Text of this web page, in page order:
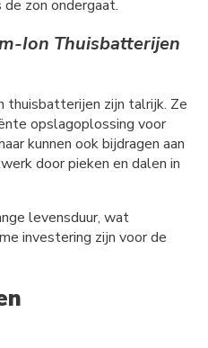
zon ondergaat.
Ion Thuisbatterijen
thuisbatterijen zijn talrijk. Ze
opslagoplossing voor
kunnen ook bijdragen aan
door pieken en dalen in
levensduur, wat
investering zijn voor de